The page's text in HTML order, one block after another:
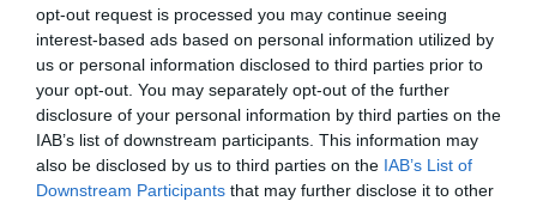
opt-out request is processed you may continue seeing
interest-based ads based on personal information utilized by
us or personal information disclosed to third parties prior to
your opt-out. You may separately opt-out of the further
disclosure of your personal information by third parties on the
IAB’s list of downstream participants. This information may
also be disclosed by us to third parties on the IAB’s List of
Downstream Participants that may further disclose it to other